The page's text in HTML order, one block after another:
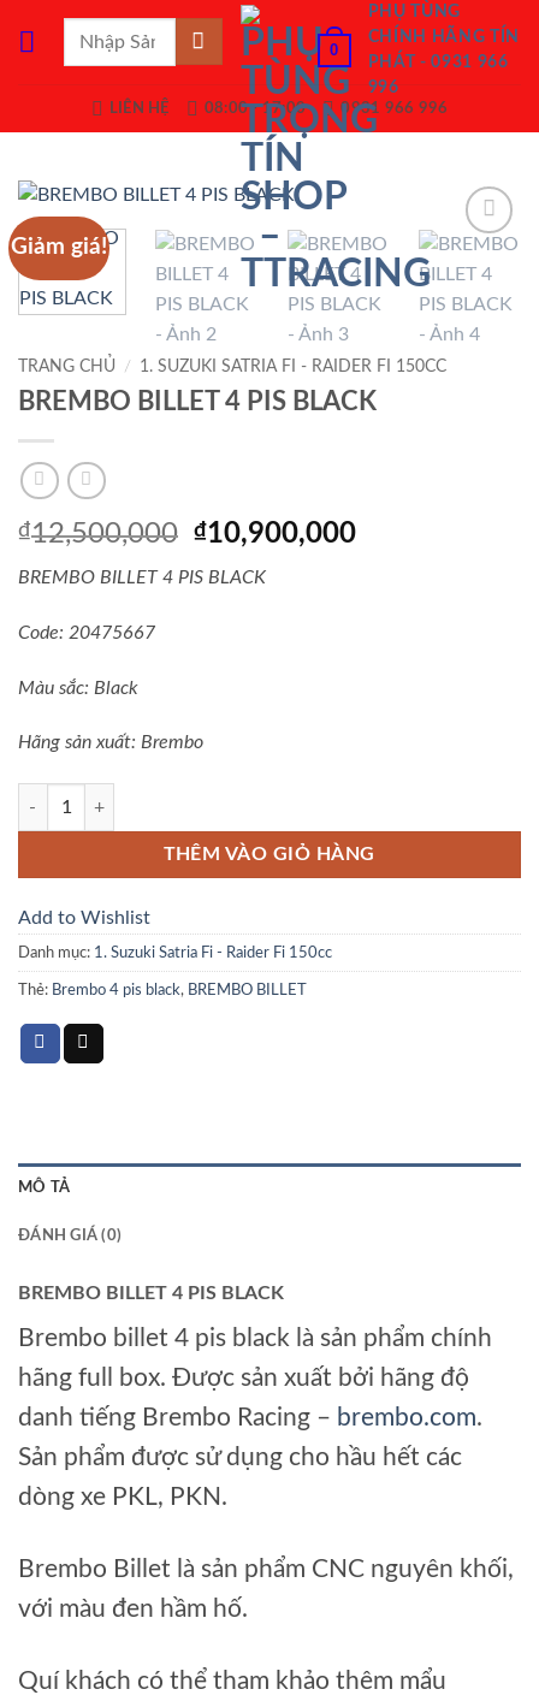
0
PHỤ TÙNG
CHÍNH HÃNG TÍN
PHÁT - 0931 966
996
LIÊN HỆ 08:00 - 17:00 0931 966 996
Giảm giá!
Add to
Wishlist
TRANG CHỦ / 1. SUZUKI SATRIA FI - RAIDER FI 150CC
BREMBO BILLET 4 PIS BLACK
₫12,500,000 Giá
là:
₫10,900,000Giá
BREMBO BILLET 4 PIS BLACK
Code: 20475667
Màu sắc: Black
Hãng sản xuất: Brembo
BREMBO BILLET 4 PIS BLACK số lượng
THÊM VÀO GIỎ HÀNG
Add to Wishlist
Danh mục: 1. Suzuki Satria Fi - Raider Fi 150cc
Thẻ: Brembo 4 pis black, BREMBO BILLET
MÔ TẢ
ĐÁNH GIÁ (0)
BREMBO BILLET 4 PIS BLACK
Brembo billet 4 pis black là sản phẩm chính
hãng full box. Được sản xuất bởi hãng độ
danh tiếng Brembo Racing – brembo.com.
Sản phẩm được sử dụng cho hầu hết các
dòng xe PKL, PKN.
Brembo Billet là sản phẩm CNC nguyên khối,
với màu đen hầm hố.
Quí khách có thể tham khảo thêm mẩu